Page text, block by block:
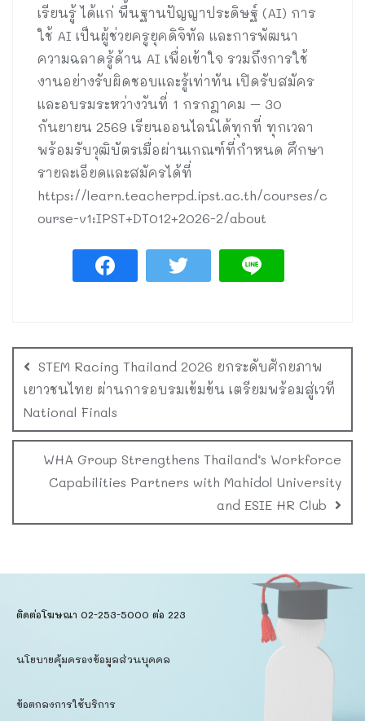
เรียนรู้ ได้แก่ พื้นฐานปัญญาประดิษฐ์ (AI) การ
ใช้ AI เป็นผู้ช่วยครูยุคดิจิทัล และการพัฒนา
ความฉลาดรู้ด้าน AI เพื่อเข้าใจ รวมถึงการใช้
งานอย่างรับผิดชอบและรู้เท่าทัน เปิดรับสมัคร
และอบรมระหว่างวันที่ 1 กรกฎาคม – 30
กันยายน 2569 เรียนออนไลน์ได้ทุกที่ ทุกเวลา
พร้อมรับวุฒิบัตรเมื่อผ่านเกณฑ์ที่กำหนด ศึกษา
รายละเอียดและสมัครได้ที่
https://learn.teacherpd.ipst.ac.th/courses/c
ourse-v1:IPST+DT012+2026-2/about
STEM Racing Thailand 2026 ยกระดับศักยภาพ
เยาวชนไทย ผ่านการอบรมเข้มข้น เตรียมพร้อมสู่เวที
National Finals
WHA Group Strengthens Thailand’s Workforce
Capabilities Partners with Mahidol University
and ESIE HR Club
ติดต่อโฆษณา 02-253-5000​ ต่อ 223
นโยบายคุ้มครองข้อมูลส่วนบุคคล​
ข้อตกลงการใช้บริการ